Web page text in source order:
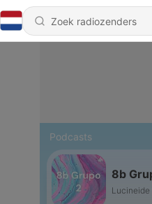
Podcasts
8b
Lucineide